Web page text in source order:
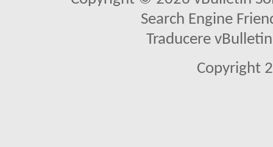
Search Engine
Traducere
Copyright